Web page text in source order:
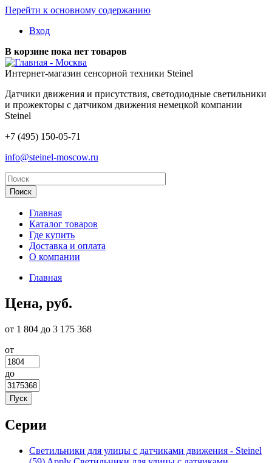
Перейти к основному содержанию
Вход
В корзине пока нет товаров
- Москва
Интернет-магазин сенсорной техники Steinel
Датчики движения и присутствия, светодиодные светильники
и прожекторы с датчиком движения немецкой компании
Steinel
+7 (495) 150-05-71
info@steinel-moscow.ru
Главная
Каталог товаров
Где купить
Доставка и оплата
О компании
Главная
Цена, руб.
от 1 804 до 3 175 368
от
до
Серии
Светильники для улицы с датчиками движения - Steinel